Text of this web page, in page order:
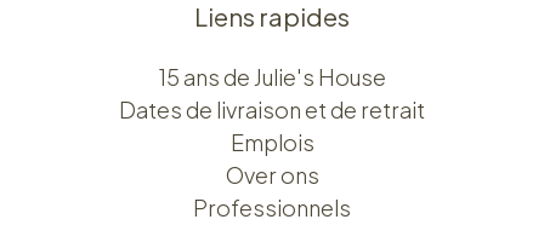
Liens rapides
15 ans de Julie's House
Dates de livraison et de retrait
Emplois
Over ons​​
Professionnels